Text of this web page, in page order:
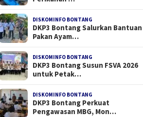
DISKOMINFO BONTANG
DKP3 Bontang Salurkan Bantuan
Pakan Ayam…
DISKOMINFO BONTANG
DKP3 Bontang Susun FSVA 2026
untuk Petak…
DISKOMINFO BONTANG
DKP3 Bontang Perkuat
Pengawasan MBG, Mon…